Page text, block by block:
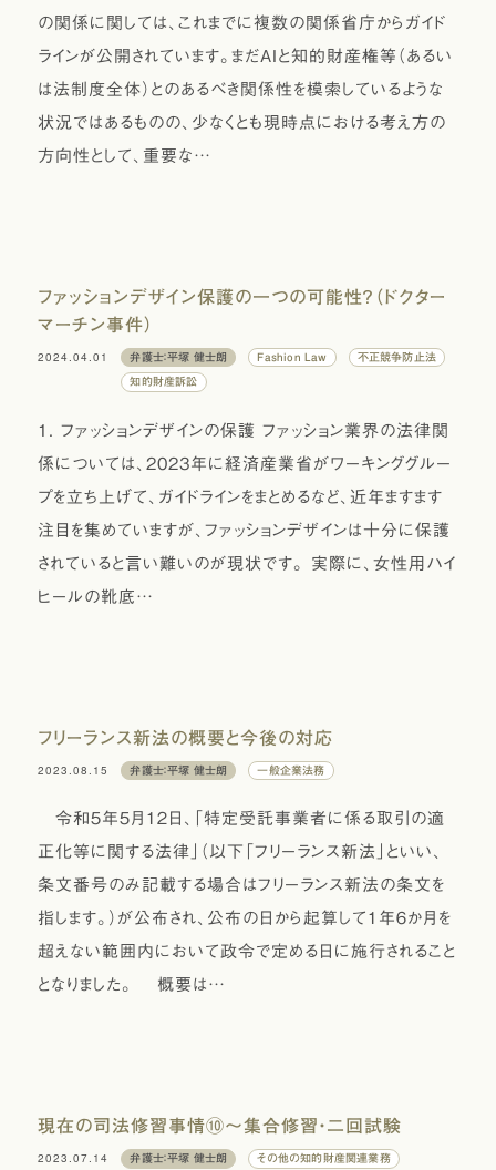
の関係に関しては、これまでに複数の関係省庁からガイド
ラインが公開されています。まだAIと知的財産権等（あるい
は法制度全体）とのあるべき関係性を模索しているような
状況ではあるものの、少なくとも現時点における考え方の
方向性として、重要な…
ファッションデザイン保護の一つの可能性？（ドクター
マーチン事件）
2024.04.01 弁護士：平塚 健士朗 Fashion Law 不正競争防止法
知的財産訴訟
1. ファッションデザインの保護 ファッション業界の法律関
係については、2023年に経済産業省がワーキンググルー
プを立ち上げて、ガイドラインをまとめるなど、近年ますます
注目を集めていますが、ファッションデザインは十分に保護
されていると言い難いのが現状です。 実際に、女性用ハイ
ヒールの靴底…
フリーランス新法の概要と今後の対応
2023.08.15 弁護士：平塚 健士朗 一般企業法務
令和５年５月１２日、「特定受託事業者に係る取引の適
正化等に関する法律」（以下「フリーランス新法」といい、
条文番号のみ記載する場合はフリーランス新法の条文を
指します。）が公布され、公布の日から起算して１年６か月を
超えない範囲内において政令で定める日に施行されること
となりました。 概要は…
現在の司法修習事情⑩〜集合修習・二回試験
2023.07.14 弁護士：平塚 健士朗 その他の知的財産関連業務